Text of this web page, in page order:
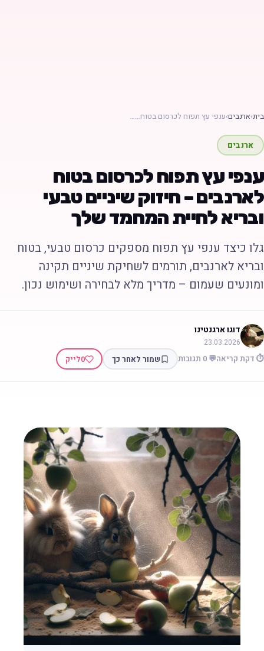
›ארנבים›ענפי עץ תפוח לכרסום בטוח……
ארנבים
עץ תפוח לכרסום בטוח
– חיזוק שיניים טבעי
לחיית המחמד שלך
כיצד ענפי עץ תפוח מספקים כרסום טבעי, בטוח
לארנבים, תורמים לשחיקת שיניים תקינה
שעמום – מדריך מלא לבחירה ושימוש נכון.
דוגו ארגנטינו
23.03.2026
דקת קריאה💬 0 תגובות שמור לאחר כך 0לייק